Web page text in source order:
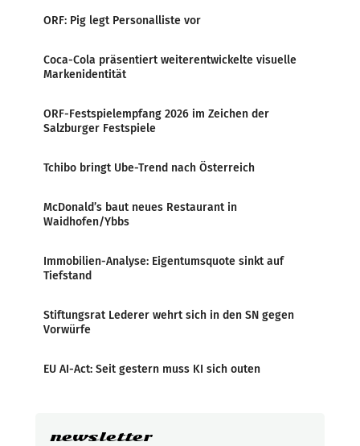
ORF: Pig legt Personalliste vor
Coca-Cola präsentiert weiterentwickelte visuelle
Markenidentität
ORF-Festspielempfang 2026 im Zeichen der
Salzburger Festspiele
Tchibo bringt Ube-Trend nach Österreich
McDonald’s baut neues Restaurant in
Waidhofen/Ybbs
Immobilien-Analyse: Eigentumsquote sinkt auf
Tiefstand
Stiftungsrat Lederer wehrt sich in den SN gegen
Vorwürfe
EU AI-Act: Seit gestern muss KI sich outen
newsletter